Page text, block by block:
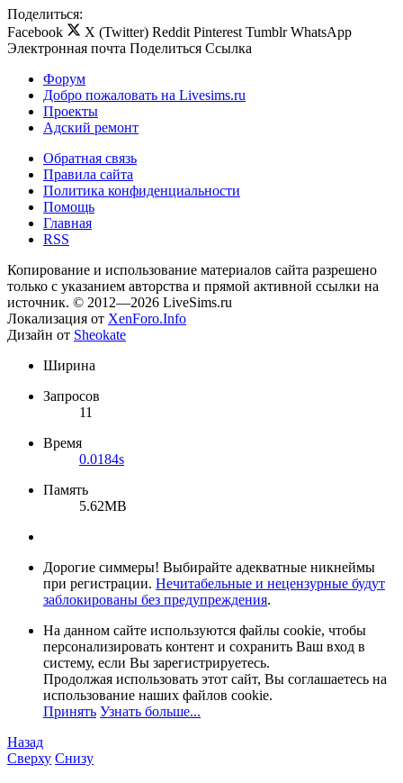
Поделиться:
Facebook
X (Twitter) Reddit Pinterest Tumblr WhatsApp
Электронная почта Поделиться Ссылка
Форум
Добро пожаловать на Livesims.ru
Проекты
Адский ремонт
Обратная связь
Правила сайта
Политика конфиденциальности
Помощь
Главная
RSS
Копирование и использование материалов сайта разрешено
только с указанием авторства и прямой активной ссылки на
источник. © 2012—2026 LiveSims.ru
Локализация от XenForo.Info
Дизайн от Sheokate
Ширина
Запросов
11
Время
0.0184s
Память
5.62MB
Дорогие симмеры! Выбирайте адекватные никнеймы
при регистрации. Нечитабельные и нецензурные будут
заблокированы без предупреждения.
На данном сайте используются файлы cookie, чтобы
персонализировать контент и сохранить Ваш вход в
систему, если Вы зарегистрируетесь.
Продолжая использовать этот сайт, Вы соглашаетесь на
использование наших файлов cookie.
Принять Узнать больше...
Назад
Сверху Снизу